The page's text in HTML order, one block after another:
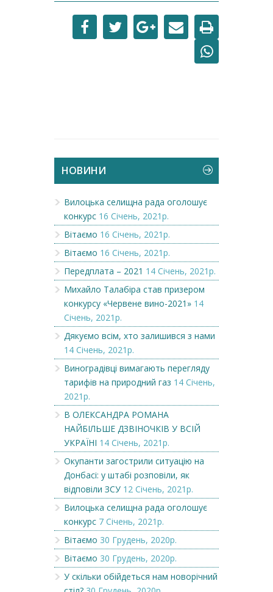
НОВИНИ
Вилоцька селищна рада оголошує
конкурс 16 Січень, 2021р.
Вітаємо 16 Січень, 2021р.
Вітаємо 16 Січень, 2021р.
Передплата – 2021 14 Січень, 2021р.
Михайло Талабіра став призером
конкурсу «Червене вино-2021» 14
Січень, 2021р.
Дякуємо всім, хто залишився з нами
14 Січень, 2021р.
Виноградівці вимагають перегляду
тарифів на природний газ 14 Січень,
2021р.
В ОЛЕКСАНДРА РОМАНА
НАЙБІЛЬШЕ ДЗВІНОЧКІВ У ВСІЙ
УКРАЇНІ 14 Січень, 2021р.
Окупанти загострили ситуацію на
Донбасі: у штабі розповіли, як
відповіли ЗСУ 12 Січень, 2021р.
Вилоцька селищна рада оголошує
конкурс 7 Січень, 2021р.
Вітаємо 30 Грудень, 2020р.
Вітаємо 30 Грудень, 2020р.
У скільки обійдеться нам новорічний